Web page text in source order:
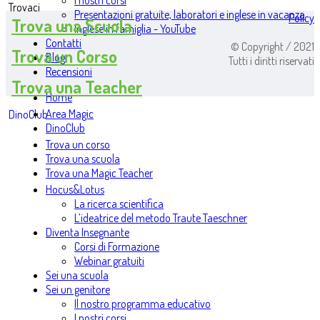
Presentazioni gratuite, laboratori e inglese in vacanza
Inglese in famiglia - YouTube
Contatti
Blog
Recensioni
Home
Area Magic
DinoClub
Trova un corso
Trova una scuola
Trova una Magic Teacher
Hocus&Lotus
La ricerca scientifica
L’ideatrice del metodo Traute Taeschner
Diventa Insegnante
Corsi di Formazione
Webinar gratuiti
Sei una scuola
Sei un genitore
Il nostro programma educativo
Trovaci
Trova una Scuola
Trova un Corso
Trova una Teacher
DinoClub
Policy
© Copyright / 2021
Tutti i diritti riservati